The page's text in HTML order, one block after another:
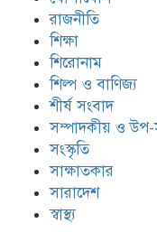
রাজনীতি
শিক্ষা
শিরোনাম
শিল্প ও বাণিজ্য
শীর্ষ সংবাদ
সম্পাদকীয় ও উপ-
সংস্কৃতি
সাক্ষাতকার
সারাদেশ
স্বাস্থ্য